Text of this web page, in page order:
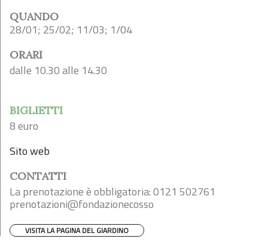
QUANDO
28/01; 25/02; 11/03; 1/04
ORARI
dalle 10.30 alle 14.30
BIGLIETTI
8 euro
Sito web
CONTATTI
La prenotazione è obbligatoria: 0121 502761
prenotazioni@fondazionecosso
VISITA LA PAGINA DEL GIARDINO